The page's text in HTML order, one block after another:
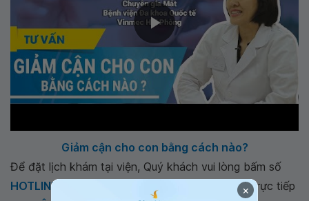
Giảm cận cho con bằng cách nào?
Để đặt lịch khám tại viện, Quý khách vui lòng bấm số
HOTLINE
hoặc đặt lịch trực tiếp
×